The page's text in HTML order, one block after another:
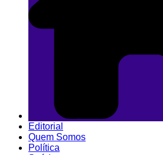
Editorial
Quem Somos
Política